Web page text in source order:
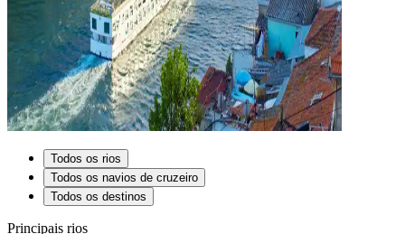
Todos os rios
Todos os navios de cruzeiro
Todos os destinos
Principais rios